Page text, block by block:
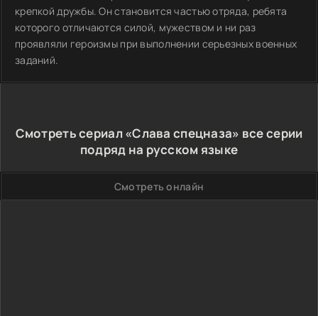
крепкой дружбы. Он становится частью отряда, ребята
которого отличаются силой, мужеством и ни раз
проявляли героизмы при выполнении серьезных военных
заданий.
Смотреть сериал «Слава спецназа» все серии
подряд на русском языке
Смотреть онлайн